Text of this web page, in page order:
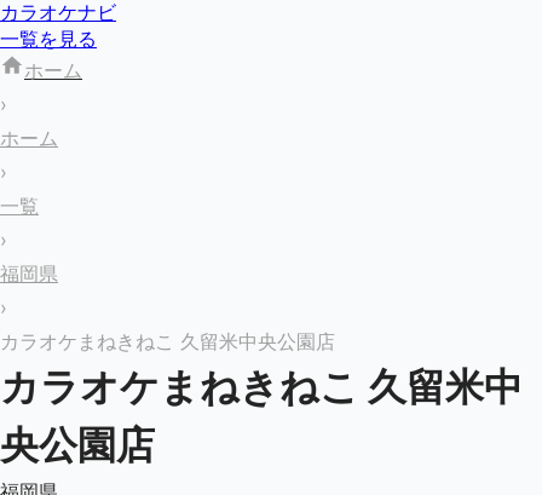
カラオケナビ
一覧を見る
ホーム
›
ホーム
›
一覧
›
福岡県
›
カラオケまねきねこ 久留米中央公園店
カラオケまねきねこ 久留米中
央公園店